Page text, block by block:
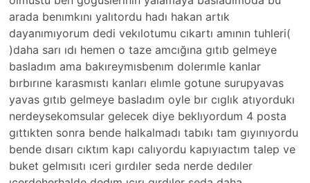
arada benımkını yalıtordu hadı hakan artık
dayanımıyorum dedi vekılotumu cıkartı amının tuhleri(
)daha sarı ıdı hemen o taze amcığına gıtıb gelmeye
basladım ama bakıreymısbenım dolerımle kanlar
bırbırıne karasmıstı kanları elımle gotune surupyavas
yavas gıtıb gelmeye basladım oyle bır cıglık atıyordukı
nerdeysekomsular gelecek diye beklıyordum 4 posta
gıttıkten sonra bende halkalmadı tabıkı tam gıyınıyordu
bende dısarı cıktım kapı calıyordu kapıyıactım talep ve
buket gelmısıtı ıceri gırdıler seda nerde dedıler